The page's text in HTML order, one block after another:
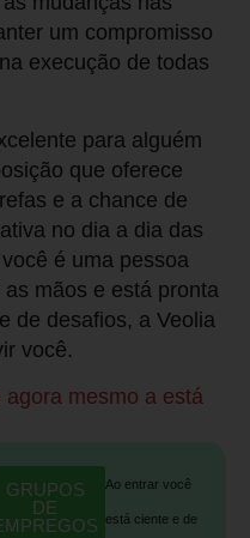
um compromisso
execução de todas
para alguém
que oferece
e a chance de
no dia a dia das
é uma pessoa
mãos e está pronta
de desafios, a Veolia
você.
mesmo a está
GRUPOS
DE
Ao entrar você
está ciente e de